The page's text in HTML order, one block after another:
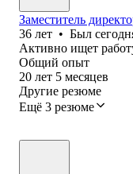
Заместитель
36 лет • Был
Активно ищет
Общий опыт
20 лет 5 месяцев
Другие резюме
Ещё 3 резюме